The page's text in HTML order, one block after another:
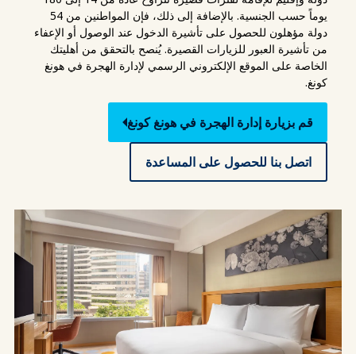
يوماً حسب الجنسية. بالإضافة إلى ذلك، فإن المواطنين من 54
دولة مؤهلون للحصول على تأشيرة الدخول عند الوصول أو الإعفاء
من تأشيرة العبور للزيارات القصيرة. يُنصح بالتحقق من أهليتك
الخاصة على الموقع الإلكتروني الرسمي لإدارة الهجرة في هونغ
كونغ.
قم بزيارة إدارة الهجرة في هونغ كونغ
اتصل بنا للحصول على المساعدة